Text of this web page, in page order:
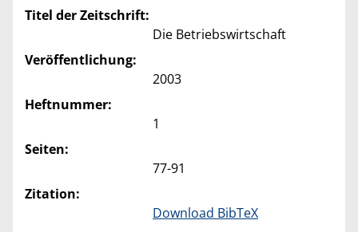
Titel der Zeitschrift:
Die Betriebswirtschaft
Veröffentlichung:
2003
Heftnummer:
1
Seiten:
77-91
Zitation:
Download BibTeX